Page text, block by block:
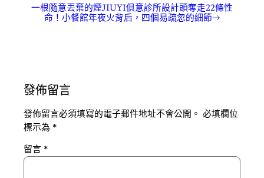
一根隨意丟棄的煙JIUYI俱意診所設計頭奪走22條性
命！小餐館年夜火背后，四個易疏忽的細節→
發佈留言
發佈留言必須填寫的電子郵件地址不會公開。 必填欄位
標示為 *
留言 *